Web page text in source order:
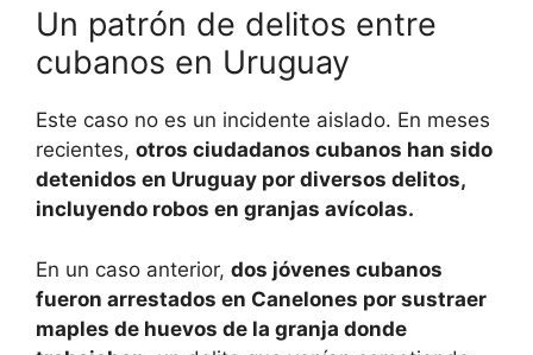
Un patrón de delitos entre
cubanos en Uruguay
Este caso no es un incidente aislado. En meses
recientes, otros ciudadanos cubanos han sido
detenidos en Uruguay por diversos delitos,
incluyendo robos en granjas avícolas.
En un caso anterior, dos jóvenes cubanos
fueron arrestados en Canelones por sustraer
maples de huevos de la granja donde